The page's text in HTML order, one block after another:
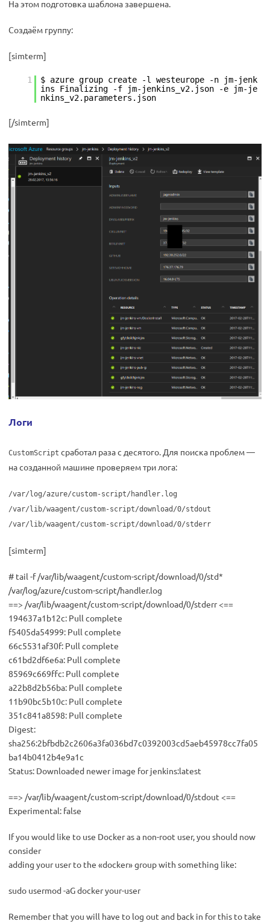
На этом подготовка шаблона завершена.
Создаём группу:
[simterm]
1
$ azure group create -l westeurope -n jm-jenk
ins Finalizing -f jm-jenkins_v2.json -e jm-je
nkins_v2.parameters.json
[/simterm]
Логи
CustomScript сработал раза с десятого. Для поиска проблем —
на созданной машине проверяем три лога:
/var/log/azure/custom-script/handler.log
/var/lib/waagent/custom-script/download/0/stdout
/var/lib/waagent/custom-script/download/0/stderr
[simterm]
# tail -f /var/lib/waagent/custom-script/download/0/std*
/var/log/azure/custom-script/handler.log
==> /var/lib/waagent/custom-script/download/0/stderr <==
194637a1b12c: Pull complete
f5405da54999: Pull complete
66c5531af30f: Pull complete
c61bd2df6e6a: Pull complete
85969c669ffc: Pull complete
a22b8d2b56ba: Pull complete
11b90bc5b10c: Pull complete
351c841a8598: Pull complete
Digest:
sha256:2bfbdb2c2606a3fa036bd7c0392003cd5aeb45978cc7fa05
ba14b0412b4e9a1c
Status: Downloaded newer image for jenkins:latest
==> /var/lib/waagent/custom-script/download/0/stdout <==
Experimental: false
If you would like to use Docker as a non-root user, you should now
consider
adding your user to the «docker» group with something like:
sudo usermod -aG docker your-user
Remember that you will have to log out and back in for this to take